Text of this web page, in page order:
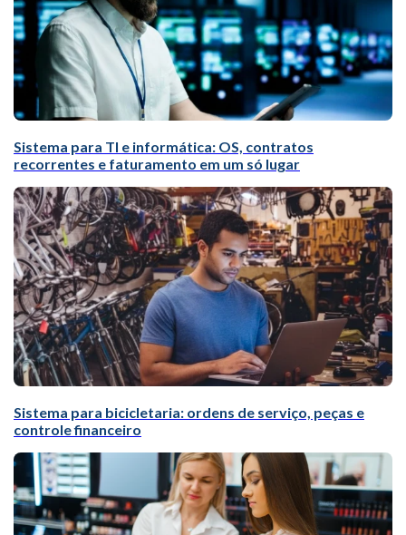
Sistema para TI e informática: OS, contratos
recorrentes e faturamento em um só lugar
Sistema para bicicletaria: ordens de serviço, peças e
controle financeiro